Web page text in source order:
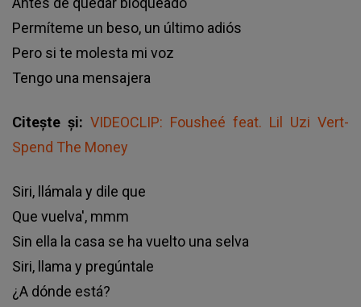
Permíteme un beso, un último adiós
Pero si te molesta mi voz
Tengo una mensajera
Citește și: VIDEOCLIP: Fousheé feat. Lil Uzi Vert-
Spend The Money
Siri, llámala y dile que
Que vuelva', mmm
Sin ella la casa se ha vuelto una selva
Siri, llama y pregúntale
¿A dónde está?